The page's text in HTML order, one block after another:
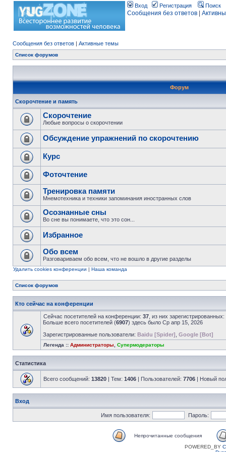
Вход Регистрация Поиск
Сообщения без ответов
Сообщения без ответов | Активные темы
Список форумов
Форум
Скорочтение и память
Скорочтение
Любые вопросы о скорочтении
Обсуждение упражнений по скорочтению
Курс
Фоточтение
Тренировка памяти
Мнемотехника и техники запоминания иностранных слов
Осознанные сны
Во сне вы понимаете, что это сон...
Избранное
Обо всем
Разговариваем обо всем, что не вошло в другие разделы
Удалить cookies конференции | Наша команда
Список форумов
Кто сейчас на конференции
Сейчас посетителей на конференции: 37 , из них
Больше всего посетителей (6907) здесь было Ср апр 15, 2026
Зарегистрированные пользователи: Baidu [Spider] Google [Bot]
Легенда :: Администраторы Супермодераторы
Статистика
Всего сообщений: 13820 | Тем: 1406 | Пользователей: 7706 | Новый
Вход
Имя пользователя: Пароль:
Непрочитанные сообщения
POWERED_BY